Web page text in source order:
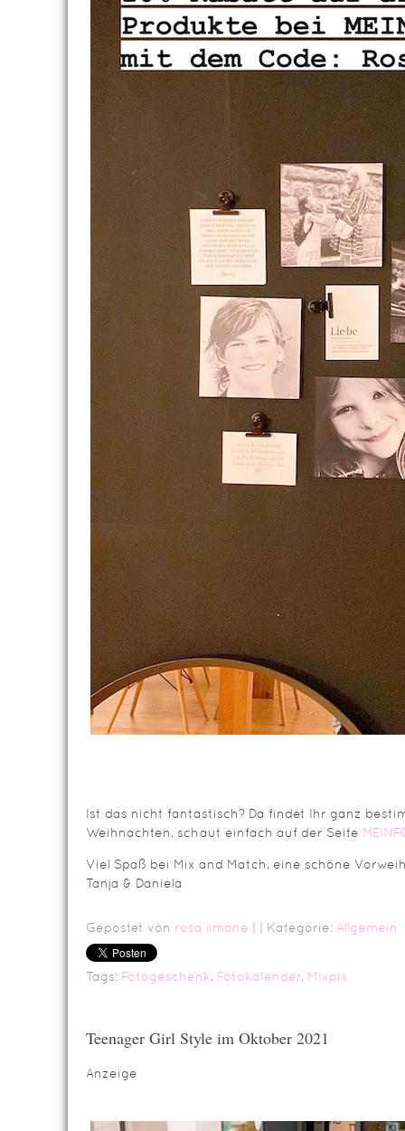
Ist das nicht fantastisch? Da findet Ihr ganz
Weihnachten, schaut einfach auf der Seite
Viel Spaß bei Mix and Match, eine schöne
Tanja & Daniela
Gepostet von rosa limone | Kategorie: Allgemein
Tags: Fotogeschenk, Fotokalender, MIxpix
Teenager Girl Style im Oktober 2021
Anzeige